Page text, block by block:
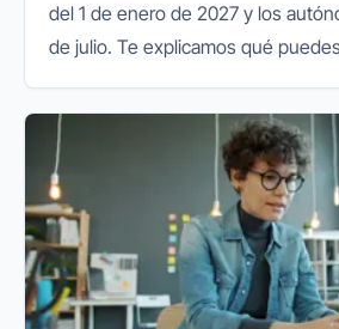
del 1 de enero de 2027 y los
de julio. Te explicamos qué